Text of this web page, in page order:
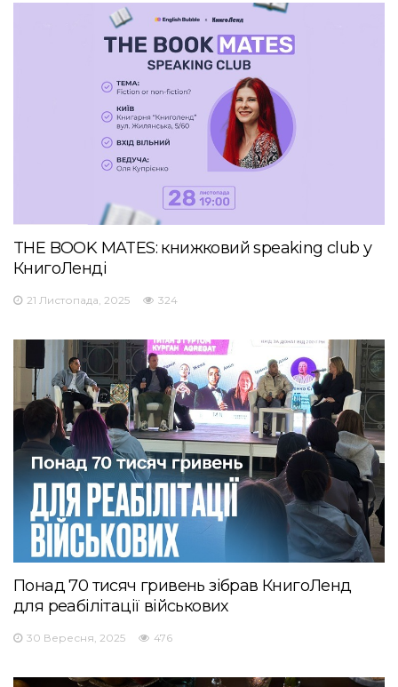
THE BOOK MATES: книжковий speaking club у
КнигоЛенді
21 Листопада, 2025 324
Понад 70 тисяч гривень зібрав КнигоЛенд
для реабілітації військових
30 Вересня, 2025 476